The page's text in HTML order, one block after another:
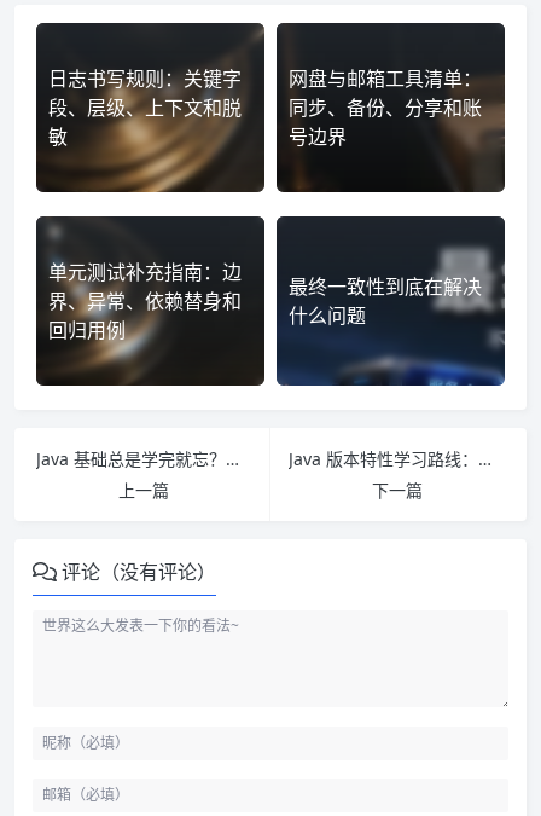
日志书写规则：关键字
段、层级、上下文和脱
敏
网盘与邮箱工具清单：
同步、备份、分享和账
号边界
单元测试补充指南：边
界、异常、依赖替身和
回归用例
最终一致性到底在解决
什么问题
Java 基础总是学完就忘？把对象、泛型、IO 放回问题入口
上一篇
Java 版本特性学习路线：从 Java 8 到后续版本的迁移视角
下一篇
评论（没有评论）